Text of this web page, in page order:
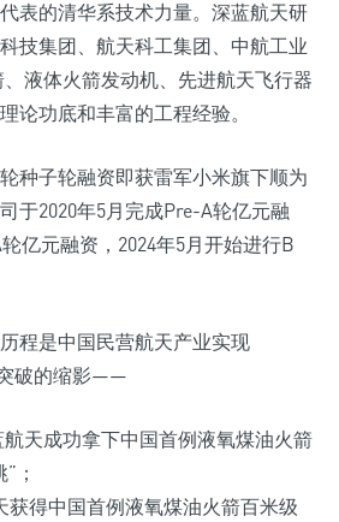
表的清华系技术力量。深蓝航天研
技集团、航天科工集团、中航工业
液体火箭发动机、先进航天飞行器
论功底和丰富的工程经验。
种子轮融资即获雷军小米旗下顺为
于2020年5月完成Pre-A轮亿元融
亿元融资，2024年5月开始进行B
程是中国民营航天产业实现
突破的缩影——
天成功拿下中国首例液氧煤油火箭
；
获得中国首例液氧煤油火箭百米级